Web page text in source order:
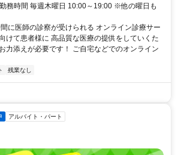
務時間 毎週木曜日 10:00～19:00 ※他の曜日も
に医師の診察が受けられる オンライン診療サー
けて患者様に 高品質な医療の提供をしていくた
力添えが必要です！ ご自宅などでのオンライン
残業なし
アルバイト・パート